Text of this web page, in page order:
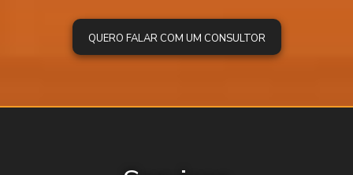
QUERO FALAR COM UM CONSULTOR